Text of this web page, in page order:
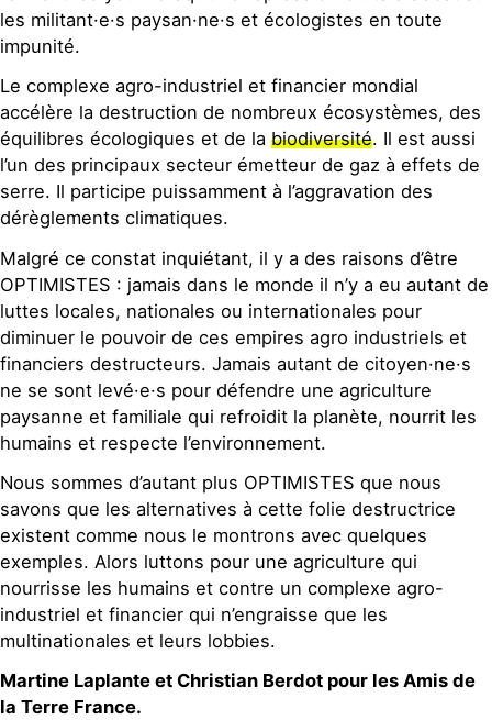
les militant·e·s paysan·ne·s et écologistes en toute
impunité.
Le complexe agro-industriel et financier mondial
accélère la destruction de nombreux écosystèmes, des
équilibres écologiques et de la biodiversité. Il est aussi
l’un des principaux secteur émetteur de gaz à effets de
serre. Il participe puissamment à l’aggravation des
dérèglements climatiques.
Malgré ce constat inquiétant, il y a des raisons d’être
OPTIMISTES : jamais dans le monde il n’y a eu autant de
luttes locales, nationales ou internationales pour
diminuer le pouvoir de ces empires agro industriels et
financiers destructeurs. Jamais autant de citoyen·ne·s
ne se sont levé·e·s pour défendre une agriculture
paysanne et familiale qui refroidit la planète, nourrit les
humains et respecte l’environnement.
Nous sommes d’autant plus OPTIMISTES que nous
savons que les alternatives à cette folie destructrice
existent comme nous le montrons avec quelques
exemples. Alors luttons pour une agriculture qui
nourrisse les humains et contre un complexe agro-
industriel et financier qui n’engraisse que les
multinationales et leurs lobbies.
Martine Laplante et Christian Berdot pour les Amis de
la Terre France.